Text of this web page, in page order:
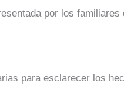
por los familiares
para esclarecer los